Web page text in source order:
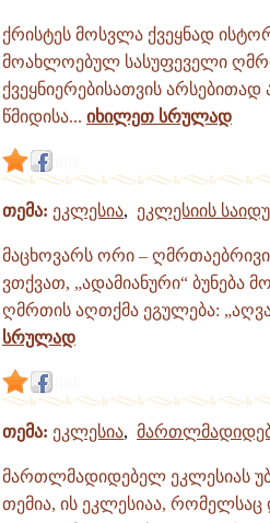
ქრისტეს მოსვლა ქვეყნად
მოახლოებულ სასუფეველი
ქვეყნიერებისათვის
წმიდისა... იხილეთ სრულად
თემა: ეკლესია, ეკლესიის
მაცხოვარს ორი – ღმრთაებრივი
ვთქვათ, „ადამიანური“ ბუნება
ღმრთის აღთქმა ეგულება:
სრულად
თემა: ეკლესია,
მართლმადიდებელ ეკლესიას
თემია, ის ეკლესიაა,